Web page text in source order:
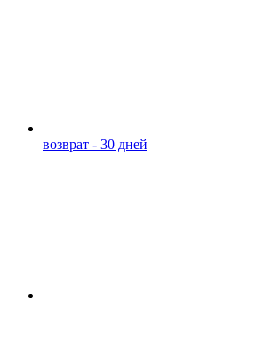
возврат - 30 дней